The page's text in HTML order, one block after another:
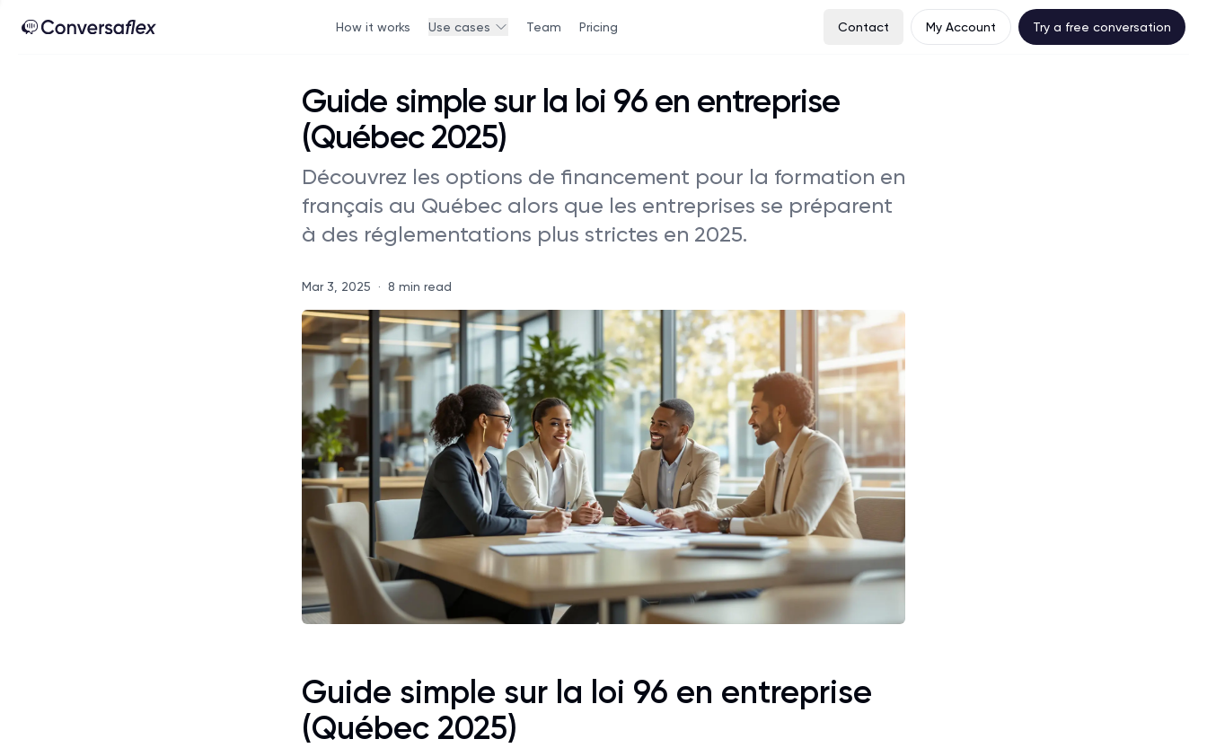
How it works Use cases Team Pricing Contact My Account Try a free conversation
Guide simple sur la loi 96 en entreprise
(Québec 2025)
Découvrez les options de financement pour la formation en
français au Québec alors que les entreprises se préparent
à des réglementations plus strictes en 2025.
Mar 3, 2025 · 8 min read
Guide simple sur la loi 96 en entreprise
(Québec 2025)